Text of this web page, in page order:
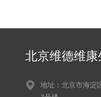
北京维德维康
地址：北京市海淀